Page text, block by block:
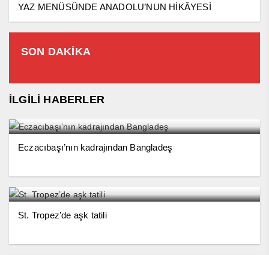
YAZ MENÜSÜNDE ANADOLU’NUN HİKÂYESİ
SON DAKİKA
İLGİLİ HABERLER
Eczacıbaşı’nın kadrajından Bangladeş
St. Tropez’de aşk tatili